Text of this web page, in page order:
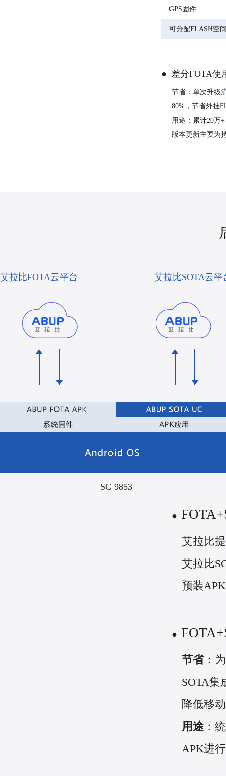
GPS固件
可分配FLASH空
● 差分FOTA使
节省：单次升级
80%，节省外挂
用途：累计20万
版本更新主要为
艾拉比FOTA云平台 艾拉比SOTA云平
SC 9853
●
艾拉比
艾拉比
预装
●
节省：
SOTA集
降低移
用途 ：
APK进